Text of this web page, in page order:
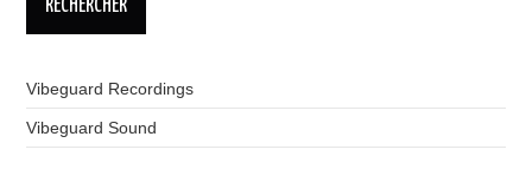
Vibeguard Recordings
Vibeguard Sound